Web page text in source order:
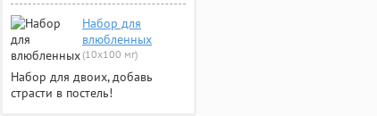
Набор для
влюбленных
(10х100 мг)
Набор для двоих, добавь
страсти в постель!